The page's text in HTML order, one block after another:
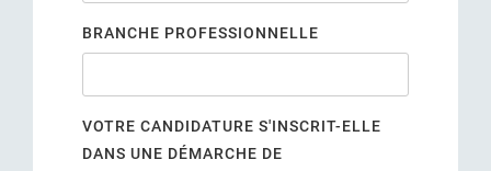
BRANCHE PROFESSIONNELLE
VOTRE CANDIDATURE S'INSCRIT-ELLE
DANS UNE DÉMARCHE DE